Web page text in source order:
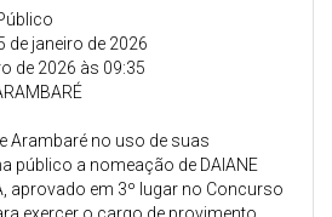
de janeiro de 2026
de 2026 às 09:35
Arambaré no uso de suas
público a nomeação de DAIANE
aprovado em 3º lugar no Concurso